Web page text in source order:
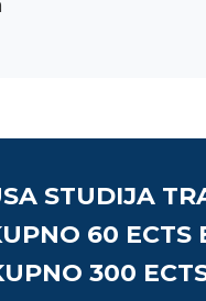
STUDIJA
60
300